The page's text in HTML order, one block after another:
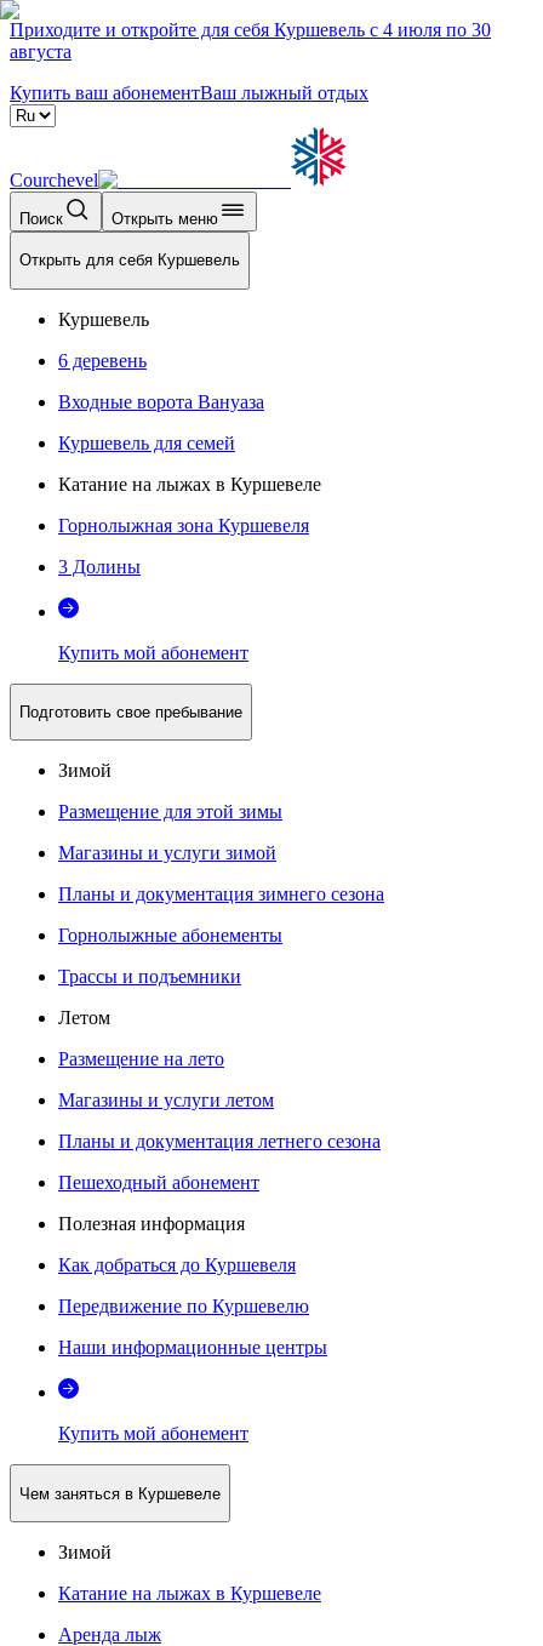
Приходите и откройте для себя Куршевель с 4 июля по 30
августа
Купить ваш абонементВаш лыжный отдых
Courchevel
Поиск Открыть меню
Открыть для себя Куршевель
Куршевель
6 деревень
Входные ворота Вануаза
Куршевель для семей
Катание на лыжах в Куршевеле
Горнолыжная зона Куршевеля
3 Долины
Купить мой абонемент
Подготовить свое пребывание
Зимой
Размещение для этой зимы
Магазины и услуги зимой
Планы и документация зимнего сезона
Горнолыжные абонементы
Трассы и подъемники
Летом
Размещение на лето
Магазины и услуги летом
Планы и документация летнего сезона
Пешеходный абонемент
Полезная информация
Как добраться до Куршевеля
Передвижение по Куршевелю
Наши информационные центры
Купить мой абонемент
Чем заняться в Куршевеле
Зимой
Катание на лыжах в Куршевеле
Аренда лыж